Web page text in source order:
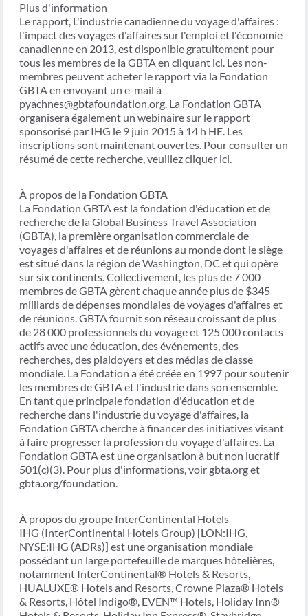
Plus d'information
Le rapport, L'industrie canadienne du voyage d'affaires :
l'impact des voyages d'affaires sur l'emploi et l'économie
canadienne en 2013, est disponible gratuitement pour
tous les membres de la GBTA en cliquant ici. Les non-
membres peuvent acheter le rapport via la Fondation
GBTA en envoyant un e-mail à
pyachnes@gbtafoundation.org. La Fondation GBTA
organisera également un webinaire sur le rapport
sponsorisé par IHG le 9 juin 2015 à 14 h HE. Les
inscriptions sont maintenant ouvertes. Pour consulter un
résumé de cette recherche, veuillez cliquer ici.
À propos de la Fondation GBTA
La Fondation GBTA est la fondation d'éducation et de
recherche de la Global Business Travel Association
(GBTA), la première organisation commerciale de
voyages d'affaires et de réunions au monde dont le siège
est situé dans la région de Washington, DC et qui opère
sur six continents. Collectivement, les plus de 7 000
membres de GBTA gèrent chaque année plus de $345
milliards de dépenses mondiales de voyages d'affaires et
de réunions. GBTA fournit son réseau croissant de plus
de 28 000 professionnels du voyage et 125 000 contacts
actifs avec une éducation, des événements, des
recherches, des plaidoyers et des médias de classe
mondiale. La Fondation a été créée en 1997 pour soutenir
les membres de GBTA et l'industrie dans son ensemble.
En tant que principale fondation d'éducation et de
recherche dans l'industrie du voyage d'affaires, la
Fondation GBTA cherche à financer des initiatives visant
à faire progresser la profession du voyage d'affaires. La
Fondation GBTA est une organisation à but non lucratif
501(c)(3). Pour plus d'informations, voir gbta.org et
gbta.org/foundation.
À propos du groupe InterContinental Hotels
IHG (InterContinental Hotels Group) [LON:IHG,
NYSE:IHG (ADRs)] est une organisation mondiale
possédant un large portefeuille de marques hôtelières,
notamment InterContinental® Hotels & Resorts,
HUALUXE® Hotels and Resorts, Crowne Plaza® Hotels
& Resorts, Hôtel Indigo®, EVEN™ Hotels, Holiday Inn®